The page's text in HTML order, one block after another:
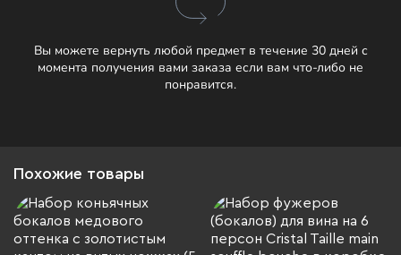
Вы можете вернуть любой предмет в течение 30 дней с
момента получения вами заказа если вам что-либо не
понравится.
Похожие товары